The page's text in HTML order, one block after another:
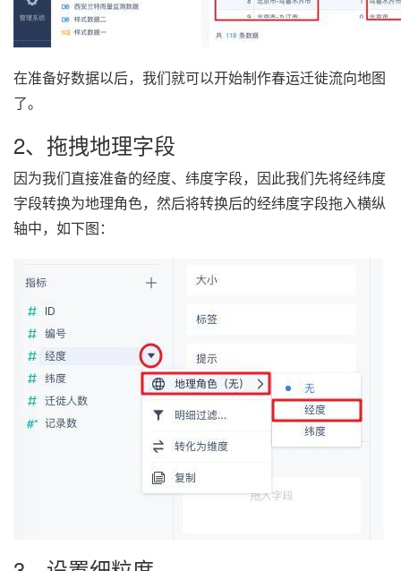
在准备好数据以后，我们就可以开始制作春运迁徙流向地图
了。
2、拖拽地理字段
因为我们直接准备的经度、纬度字段，因此我们先将经纬度
字段转换为地理角色，然后将转换后的经纬度字段拖入横纵
轴中，如下图：